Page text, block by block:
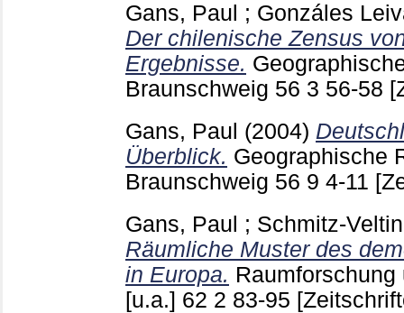
Gans, Paul ; Gonzáles
Der chilenische Zensus
Ergebnisse.
Braunschweig 56 3 56-58
Gans, Paul (2004)
Überblick. Geographische
Braunschweig 56 9 4-11
Gans, Paul ; Schmitz-
Räumliche Muster des
in Europa.
[u.a.] 62 2 83-95